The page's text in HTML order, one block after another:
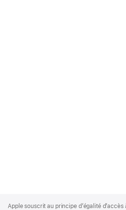
Footer
Apple souscrit au principe d’égalité d’accès